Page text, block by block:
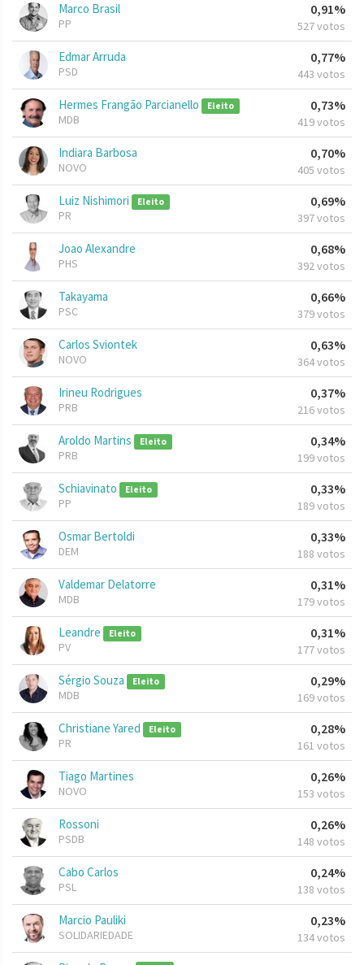
Marco Brasil
PP
0,91%
527 votos
Edmar Arruda
PSD
0,77%
443 votos
Hermes Frangão Parcianello Eleito
MDB
0,73%
419 votos
Indiara Barbosa
NOVO
0,70%
405 votos
Luiz Nishimori Eleito
PR
0,69%
397 votos
Joao Alexandre
PHS
0,68%
392 votos
Takayama
PSC
0,66%
379 votos
Carlos Sviontek
NOVO
0,63%
364 votos
Irineu Rodrigues
PRB
0,37%
216 votos
Aroldo Martins Eleito
PRB
0,34%
199 votos
Schiavinato Eleito
PP
0,33%
189 votos
Osmar Bertoldi
DEM
0,33%
188 votos
Valdemar Delatorre
MDB
0,31%
179 votos
Leandre Eleito
PV
0,31%
177 votos
Sérgio Souza Eleito
MDB
0,29%
169 votos
Christiane Yared Eleito
PR
0,28%
161 votos
Tiago Martines
NOVO
0,26%
153 votos
Rossoni
PSDB
0,26%
148 votos
Cabo Carlos
PSL
0,24%
138 votos
Marcio Pauliki
SOLIDARIEDADE
0,23%
134 votos